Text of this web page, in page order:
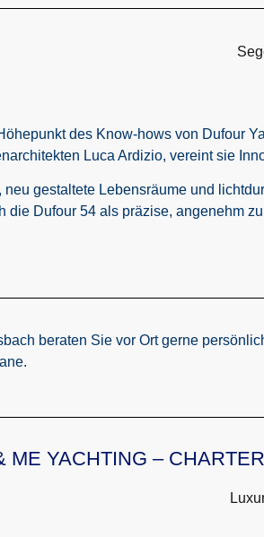
des Know-hows von Dufour
Luca Ardizio, vereint sie
gestaltete Lebensräume und
die Dufour 54 als präzise, angenehm
beraten Sie vor Ort gerne
ME YACHTING –